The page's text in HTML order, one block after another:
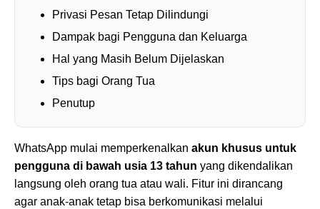
Privasi Pesan Tetap Dilindungi
Dampak bagi Pengguna dan Keluarga
Hal yang Masih Belum Dijelaskan
Tips bagi Orang Tua
Penutup
WhatsApp mulai memperkenalkan akun khusus untuk
pengguna di bawah usia 13 tahun yang dikendalikan
langsung oleh orang tua atau wali. Fitur ini dirancang
agar anak-anak tetap bisa berkomunikasi melalui